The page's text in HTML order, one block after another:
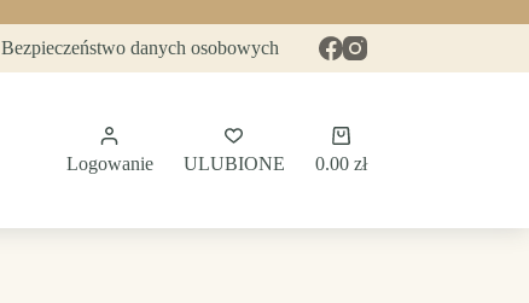
Bezpieczeństwo danych osobowych
Logowanie ULUBIONE
Koszyk
0.00 zł